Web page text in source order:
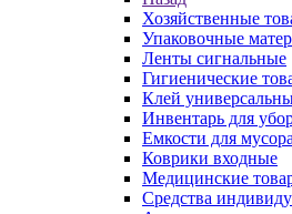
Хозяйственные
Упаковочные
Ленты сигнальные
Гигиенические
Клей
Инвентарь для
Емкости для мусора
Коврики входные
Медицинские
Средства